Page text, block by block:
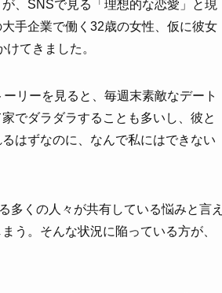
、SNSで見る「理想的な恋愛」と現
手企業で働く32歳の女性、仮に彼女
てきました。
リーを見ると、毎週末素敵なデート
でダラダラすることも多いし、彼と
はずなのに、なんで私にはできない
多くの人々が共有している悩みと言
う。そんな状況に陥っている方が、